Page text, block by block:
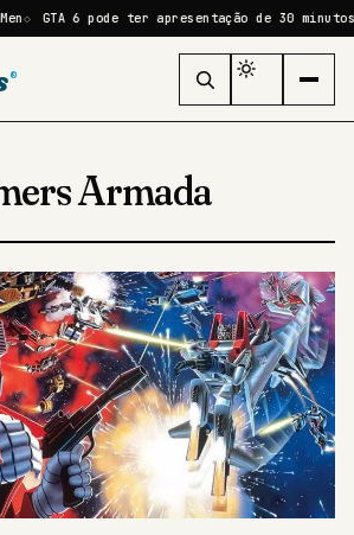
GTA 6 pode ter apresentação de 30 minutos
®
Armada